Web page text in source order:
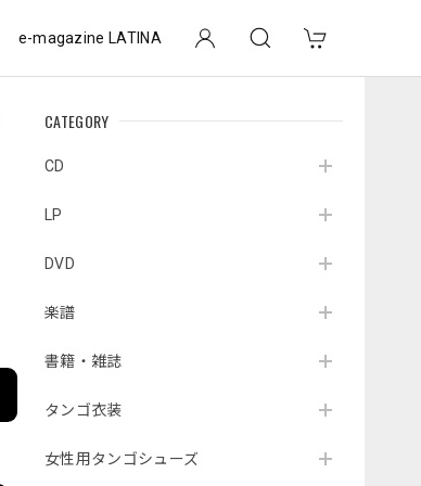
e-magazine LATINA
CATEGORY
CD
LP
DVD
楽譜
書籍・雑誌
タンゴ衣装
女性用タンゴシューズ